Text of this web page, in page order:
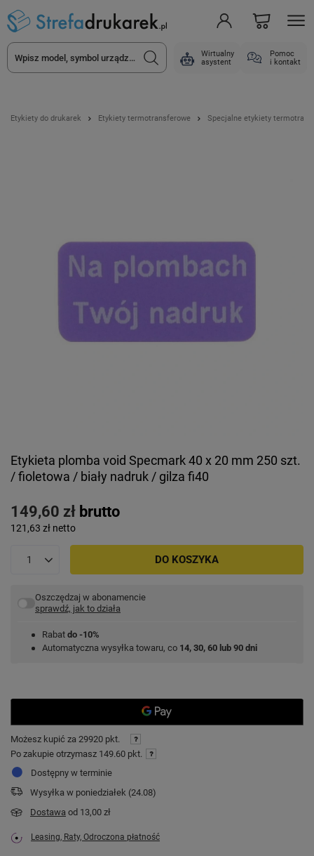
Wirtualny
asystent
Pomoc
i kontakt
Etykiety do drukarek Etykiety termotransferowe Specjalne etykiety
Etykieta plomba void Specmark 40 x 20 mm 250 szt.
/ fioletowa / biały nadruk / gilza fi40
149,60 zł brutto
121,63 zł netto
DO KOSZYKA
Oszczędzaj w abonamencie
sprawdź, jak to działa
Rabat do -10%
Automatyczna wysyłka towaru, co 14, 30, 60 lub 90 dni
Możesz kupić za 29920 pkt.
Po zakupie otrzymasz 149.60 pkt.
Dostępny w terminie
Wysyłka w poniedziałek (24.08)
Dostawa od 13,00 zł
Leasing, Raty, Odroczona płatność